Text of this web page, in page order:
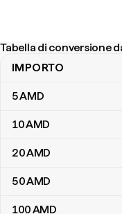
Tabella di conversione
Tabella di conversione
IMPORTO
5AMD
10AMD
20AMD
50AMD
100AMD